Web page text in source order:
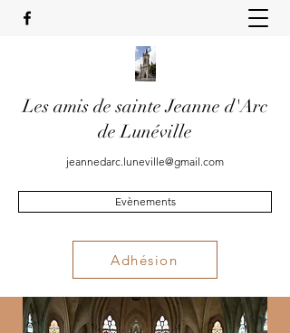
Les amis de sainte Jeanne d'Arc
de Lunéville
jeannedarc.luneville@gmail.com
Evènements
Adhésion